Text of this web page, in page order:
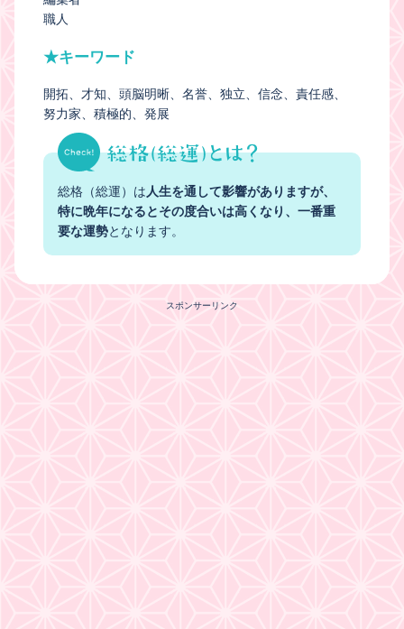
職人
★キーワード
開拓 才知 頭脳明晰 名誉 独立 信念
責任感
努力家
積極的 発展
総格（総運）は人生を通して影響がありますが、
特に晩年になるとその度合いは高くなり、一番重
要な運勢となります。
スポンサーリンク